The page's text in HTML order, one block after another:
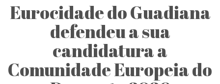
Eurocidade do Guadiana
defendeu a sua
candidatura a
Comunidade Europeia do